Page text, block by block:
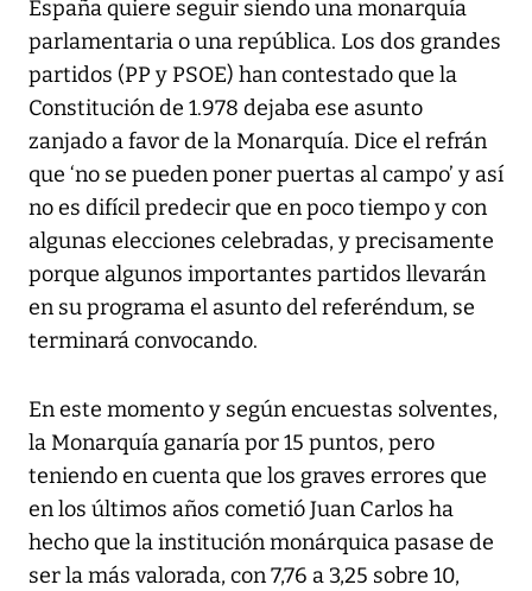
España quiere seguir siendo una monarquía
parlamentaria o una república. Los dos grandes
partidos (PP y PSOE) han contestado que la
Constitución de 1.978 dejaba ese asunto
zanjado a favor de la Monarquía. Dice el refrán
que ‘no se pueden poner puertas al campo’ y así
no es difícil predecir que en poco tiempo y con
algunas elecciones celebradas, y precisamente
porque algunos importantes partidos llevarán
en su programa el asunto del referéndum, se
terminará convocando.
En este momento y según encuestas solventes,
la Monarquía ganaría por 15 puntos, pero
teniendo en cuenta que los graves errores que
en los últimos años cometió Juan Carlos ha
hecho que la institución monárquica pasase de
ser la más valorada, con 7,76 a 3,25 sobre 10,